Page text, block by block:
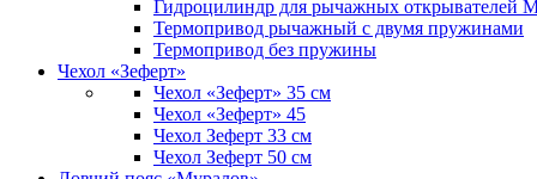
Гидроцилиндр для рычажных открывателей
Термопривод рычажный с двумя пружинами
Термопривод без пружины
Чехол «Зеферт»
Чехол «Зеферт» 35 см
Чехол «Зеферт» 45
Чехол Зеферт 33 см
Чехол Зеферт 50 см